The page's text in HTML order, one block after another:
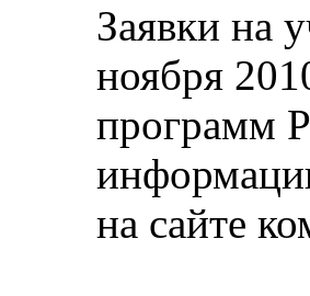
Заявки на
ноября
программ
на сайте